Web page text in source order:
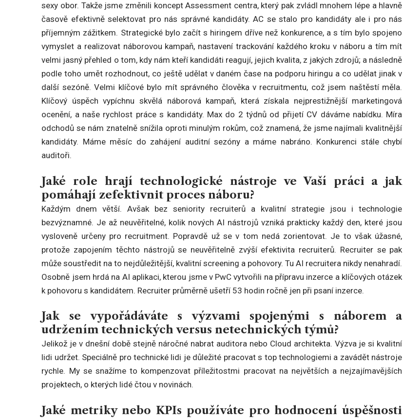
sexy obor. Takže jsme změnili koncept Assessment centra, který pak zvládl mnohem lépe a hlavně
časově efektivně selektovat pro nás správné kandidáty. AC se stalo pro kandidáty ale i pro nás
příjemným zážitkem. Strategické bylo začít s hiringem dříve než konkurence, a s tím bylo spojeno
vymyslet a realizovat náborovou kampaň, nastavení trackování každého kroku v náboru a tím mít
velmi jasný přehled o tom, kdy nám kteří kandidáti reagují, jejich kvalita, z jakých zdrojů; a následně
podle toho umět rozhodnout, co ještě udělat v daném čase na podporu hiringu a co udělat jinak v
další sezóně. Velmi klíčové bylo mít správného člověka v recruitmentu, což jsem naštěstí měla.
Klíčový úspěch vypíchnu skvělá náborová kampaň, která získala nejprestižnější marketingová
ocenění, a naše rychlost práce s kandidáty. Max do 2 týdnů od přijetí CV dáváme nabídku. Míra
odchodů se nám znatelně snížila oproti minulým rokům, což znamená, že jsme najímali kvalitnější
kandidáty. Máme měsíc do zahájení auditní sezóny a máme nabráno. Konkurenci stále chybí
auditoři.
Jaké role hrají technologické nástroje ve Vaší práci a jak
pomáhají zefektivnit proces náboru?
Každým dnem větší. Avšak bez seniority recruiterů a kvalitní strategie jsou i technologie
bezvýznamné. Je až neuvěřitelné, kolik nových AI nástrojů vzniká prakticky každý den, které jsou
vysloveně určeny pro recruitment. Popravdě už se v tom nedá zorientovat. Je to však úžasné,
protože zapojením těchto nástrojů se neuvěřitelně zvýší efektivita recruiterů. Recruiter se pak
může soustředit na to nejdůležitější, kvalitní screening a pohovory. Tu AI recruitera nikdy nenahradí.
Osobně jsem hrdá na AI aplikaci, kterou jsme v PwC vytvořili na přípravu inzerce a klíčových otázek
k pohovoru s kandidátem. Recruiter průměrně ušetří 53 hodin ročně jen při psaní inzerce.
Jak se vypořádáváte s výzvami spojenými s náborem a
udržením technických versus netechnických týmů?
Jelikož je v dnešní době stejně náročné nabrat auditora nebo Cloud architekta. Výzva je si kvalitní
lidi udržet. Speciálně pro technické lidi je důležité pracovat s top technologiemi a zavádět nástroje
rychle. My se snažíme to kompenzovat příležitostmi pracovat na největších a nejzajímavějších
projektech, o kterých lidé čtou v novinách.
Jaké metriky nebo KPIs používáte pro hodnocení úspěšnosti